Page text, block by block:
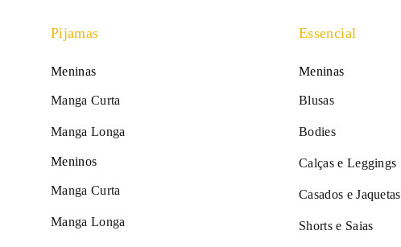
Pijamas
Meninas
Manga Curta
Manga Longa
Meninos
Manga Curta
Manga Longa
Essencial
Meninas
Blusas
Bodies
Calças e Leggings
Casados e Jaquetas
Shorts e Saias